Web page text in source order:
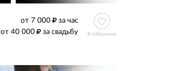
от 7 000
за час
от 40 000
за свадьбу В избранное